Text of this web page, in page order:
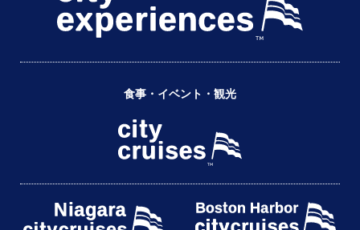
食事・イベント・観光